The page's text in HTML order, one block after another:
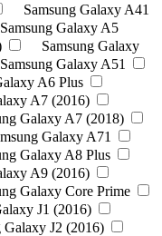
Samsung Galaxy A41
Samsung Galaxy A5
Samsung Galaxy
Samsung Galaxy A51
A6 Plus
A7 (2016)
Galaxy A7 (2018)
Galaxy A71
Galaxy A8 Plus
A9 (2016)
Galaxy Core Prime
J1 (2016)
Galaxy J2 (2016)